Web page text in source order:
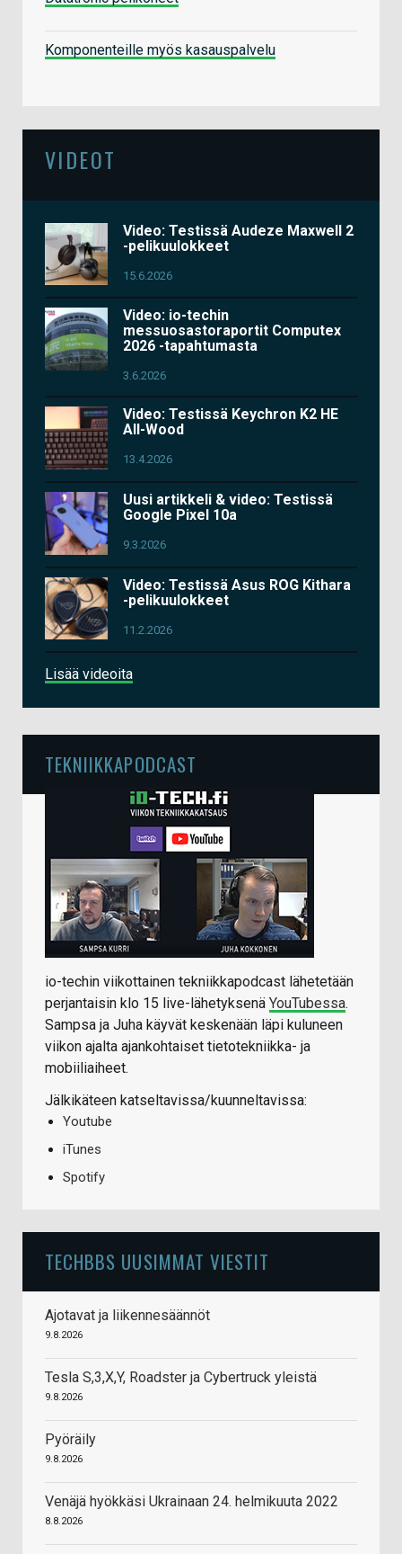
Komponenteille myös kasauspalvelu
VIDEOT
Video: Testissä Audeze Maxwell 2
-pelikuulokkeet
15.6.2026
Video: io-techin
messuosastoraportit Computex
2026 -tapahtumasta
3.6.2026
Video: Testissä Keychron K2 HE
All-Wood
13.4.2026
Uusi artikkeli & video: Testissä
Google Pixel 10a
9.3.2026
Video: Testissä Asus ROG Kithara
-pelikuulokkeet
11.2.2026
Lisää videoita
TEKNIIKKAPODCAST
io-techin viikottainen tekniikkapodcast lähetetään
perjantaisin klo 15 live-lähetyksenä YouTubessa.
Sampsa ja Juha käyvät keskenään läpi kuluneen
viikon ajalta ajankohtaiset tietotekniikka- ja
mobiiliaiheet.
Jälkikäteen katseltavissa/kuunneltavissa:
Youtube
iTunes
Spotify
TECHBBS UUSIMMAT VIESTIT
Ajotavat ja liikennesäännöt
9.8.2026
Tesla S,3,X,Y, Roadster ja Cybertruck yleistä
9.8.2026
Pyöräily
9.8.2026
Venäjä hyökkäsi Ukrainaan 24. helmikuuta 2022
8.8.2026